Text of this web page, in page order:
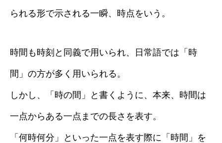
られる形で示される一瞬、時点をいう。
時間も時刻と同義で用いられ、日常語では「時
間」の方が多く用いられる。
しかし、「時の間」と書くように、本来、時間は
一点からある一点までの長さを表す。
「何時何分」といった一点を表す際に「時間」を